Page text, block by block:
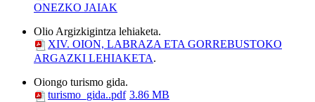
ONEZKO JAIAK
Olio Argizkigintza lehiaketa.
XIV. OION, LABRAZA ETA GORREBUSTOKO
ARGAZKI LEHIAKETA.
Oiongo turismo gida.
turismo_gida..pdf 3.86 MB